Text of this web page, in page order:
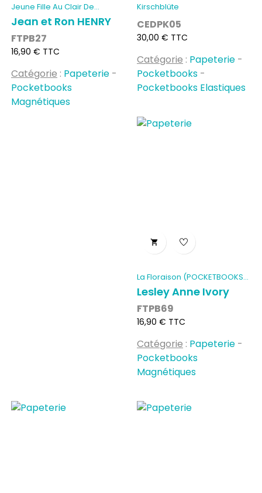
Jeune Fille Au Clair De...
Jean et Ron HENRY
FTPB27
Prix
16,90 € TTC
Catégorie : Papeterie -
Pocketbooks
Magnétiques
Kirschblüte
CEDPK05
Prix
30,00 € TTC
Catégorie : Papeterie -
Pocketbooks -
Pocketbooks Elastiques

La Floraison (POCKETBOOKS...
Lesley Anne Ivory
FTPB69
Prix
16,90 € TTC
Catégorie : Papeterie -
Pocketbooks
Magnétiques